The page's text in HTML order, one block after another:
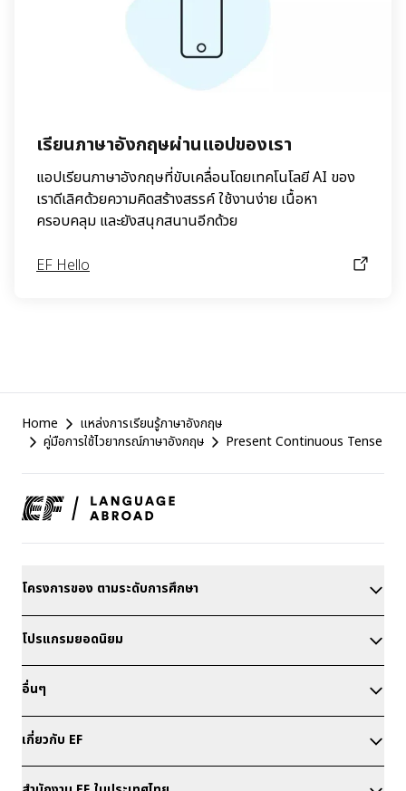
เรียนภาษาอังกฤษผ่านแอปของเรา
แอปเรียนภาษาอังกฤษที่ขับเคลื่อนโดยเทคโนโลยี AI ของ
เราดีเลิศด้วยความคิดสร้างสรรค์ ใช้งานง่าย เนื้อหา
ครอบคลุม และยังสนุกสนานอีกด้วย
EF Hello
Footer
Home
แหล่งการเรียนรู้ภาษาอังกฤษ
คู่มือการใช้ไวยากรณ์ภาษาอังกฤษ
Present Continuous Tense
โครงการของ ตามระดับการศึกษา
โปรแกรมยอดนิยม
อื่นๆ
เกี่ยวกับ EF